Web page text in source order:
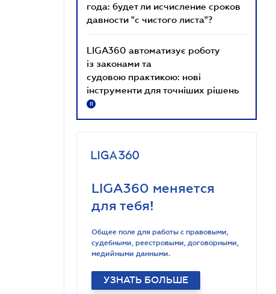
года: будет ли исчисление сроков
давности "с чистого листа"?
LIGA360 автоматизує роботу
із законами та
судовою практикою: нові
інструменти для точніших рішень
R
LIGA360 меняется
для тебя!
Общее поле для работы с правовыми,
судебными, реестровыми, договорными,
медийными данными.
УЗНАТЬ БОЛЬШЕ